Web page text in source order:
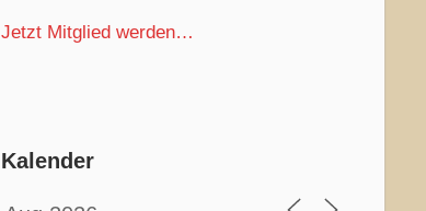
Jetzt Mitglied werden…
Kalender